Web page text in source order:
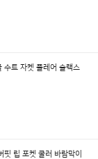
수트 자켓 플레어 슬랙스
핏 립 포켓 쿨러 바람막이